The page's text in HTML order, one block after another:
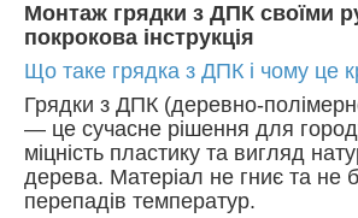
Монтаж грядки з ДПК своїми
покрокова інструкція
Що таке грядка з ДПК і чому це
Грядки з ДПК (деревно-
— це сучасне рішення для
міцність пластику та вигляд
дерева. Матеріал не гниє та не
перепадів температур.